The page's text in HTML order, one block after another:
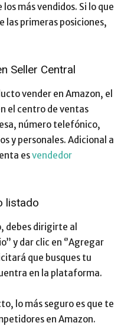
más vendidos. Si lo que
las primeras posiciones,
Seller Central
vender en Amazon, el
el centro de ventas
número telefónico,
y personales. Adicional a
esvendedor
listado
debes dirigirte al
y dar clic en ‘’Agregar
que busques tu
en la plataforma.
lo más seguro es que te
en Amazon.